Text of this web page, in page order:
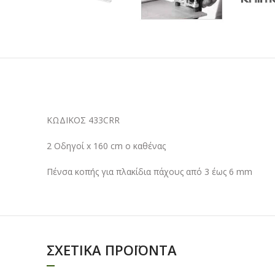
ΚΩΔΙΚΟΣ 433CRR
2 Οδηγοί x 160 cm ο καθένας
Πένσα κοπής για πλακίδια πάχους από 3 έως 6 mm
ΣΧΕΤΙΚΆ ΠΡΟΪΌΝΤΑ